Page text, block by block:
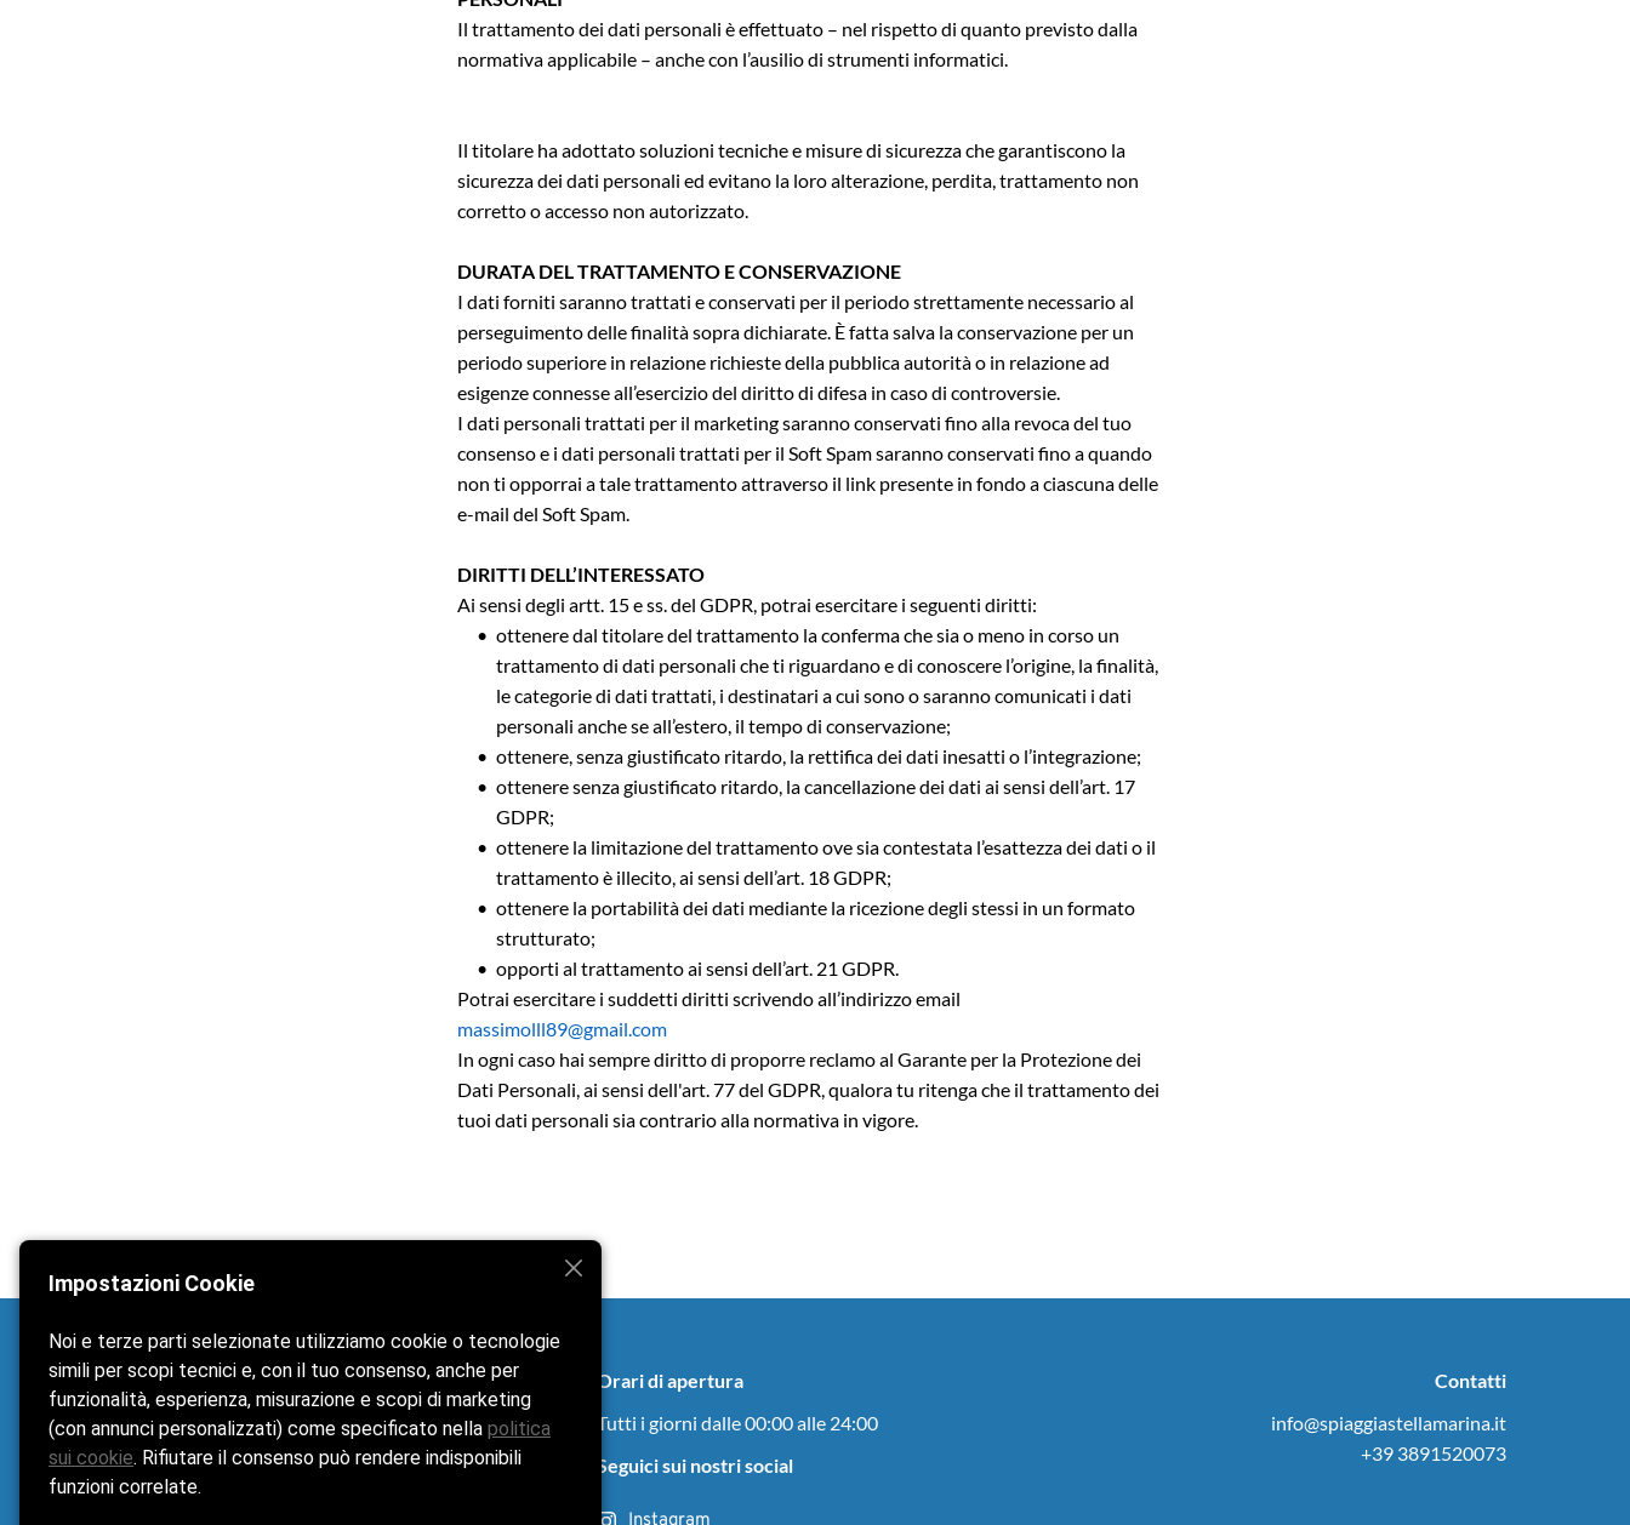
Il trattamento dei dati personali è effettuato – nel rispetto di quanto previsto dalla
normativa applicabile – anche con l’ausilio di strumenti informatici.
Il titolare ha adottato soluzioni tecniche e misure di sicurezza che garantiscono la
sicurezza dei dati personali ed evitano la loro alterazione, perdita, trattamento non
corretto o accesso non autorizzato.
DURATA DEL TRATTAMENTO E CONSERVAZIONE
I dati forniti saranno trattati e conservati per il periodo strettamente necessario al
perseguimento delle finalità sopra dichiarate. È fatta salva la conservazione per un
periodo superiore in relazione richieste della pubblica autorità o in relazione ad
esigenze connesse all’esercizio del diritto di difesa in caso di controversie.
I dati personali trattati per il marketing saranno conservati fino alla revoca del tuo
consenso e i dati personali trattati per il Soft Spam saranno conservati fino a quando
non ti opporrai a tale trattamento attraverso il link presente in fondo a ciascuna delle
e-mail del Soft Spam.
DIRITTI DELL’INTERESSATO
Ai sensi degli artt. 15 e ss. del GDPR, potrai esercitare i seguenti diritti:
ottenere dal titolare del trattamento la conferma che sia o meno in corso un
trattamento di dati personali che ti riguardano e di conoscere l’origine, la finalità,
le categorie di dati trattati, i destinatari a cui sono o saranno comunicati i dati
personali anche se all’estero, il tempo di conservazione;
ottenere, senza giustificato ritardo, la rettifica dei dati inesatti o l’integrazione;
ottenere senza giustificato ritardo, la cancellazione dei dati ai sensi dell’art. 17
GDPR;
ottenere la limitazione del trattamento ove sia contestata l’esattezza dei dati o il
trattamento è illecito, ai sensi dell’art. 18 GDPR;
ottenere la portabilità dei dati mediante la ricezione degli stessi in un formato
strutturato;
opporti al trattamento ai sensi dell’art. 21 GDPR.
Potrai esercitare i suddetti diritti scrivendo all’indirizzo email
massimolll89@gmail.com
In ogni caso hai sempre diritto di proporre reclamo al Garante per la Protezione dei
Dati Personali, ai sensi dell'art. 77 del GDPR, qualora tu ritenga che il trattamento dei
tuoi dati personali sia contrario alla normativa in vigore.
STELLA MARINA TOUR
Home
La Spiaggia
Noleggio Gommoni
Orari di apertura
Tutti i giorni dalle 00:00 alle 24:00
Seguici sui nostri social
Contatti
info@spiaggiastellamarina.it
+39 3891520073
Impostazioni Cookie
Noi e terze parti selezionate utilizziamo cookie o tecnologie
simili per scopi tecnici e, con il tuo consenso, anche per
funzionalità, esperienza, misurazione e scopi di marketing
(con annunci personalizzati) come specificato nella politica
sui cookie. Rifiutare il consenso può rendere indisponibili
funzioni correlate.